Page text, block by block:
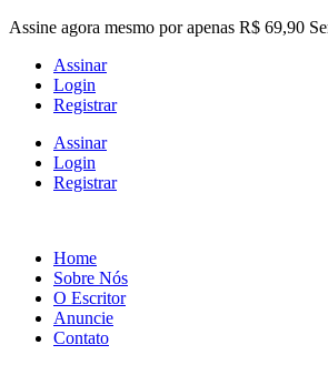
Skip
content
Assine agora mesmo por apenas R$ 69,90
Assinar
Login
Registrar
Assinar
Login
Registrar
Home
Sobre Nós
O Escritor
Anuncie
Contato